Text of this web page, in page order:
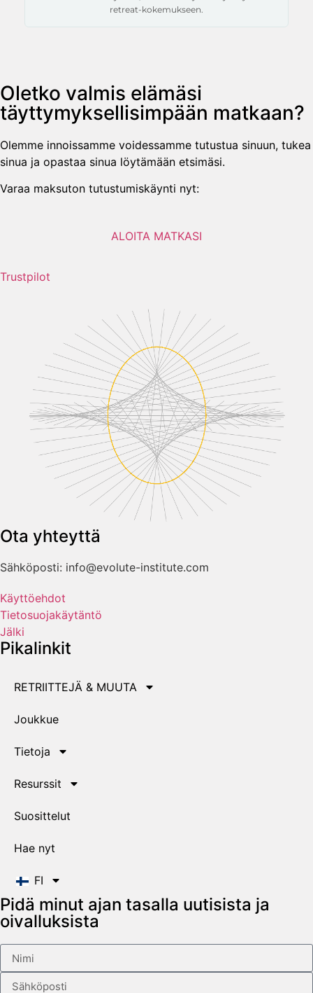
retreat-kokemukseen.
Oletko valmis elämäsi
täyttymyksellisimpään matkaan?
Olemme innoissamme voidessamme tutustua sinuun, tukea
sinua ja opastaa sinua löytämään etsimäsi.
Varaa maksuton tutustumiskäynti nyt:
ALOITA MATKASI
Trustpilot
Ota yhteyttä
Sähköposti: info@evolute-institute.com
Käyttöehdot
Tietosuojakäytäntö
Jälki
Pikalinkit
RETRIITTEJÄ & MUUTA
Joukkue
Tietoja
Resurssit
Suosittelut
Hae nyt
FI
Pidä minut ajan tasalla uutisista ja
oivalluksista